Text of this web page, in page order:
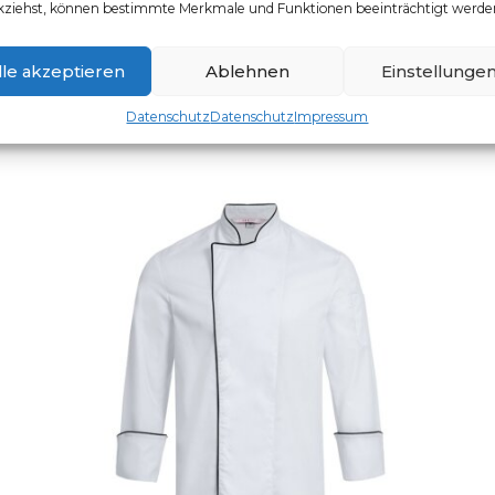
können bestimmte Merkmale und Funktionen beeinträchtigt
akzeptieren Ablehnen Einstellungen
DatenschutzDatenschutzImpressum
Artikelnummer: 5321.8000